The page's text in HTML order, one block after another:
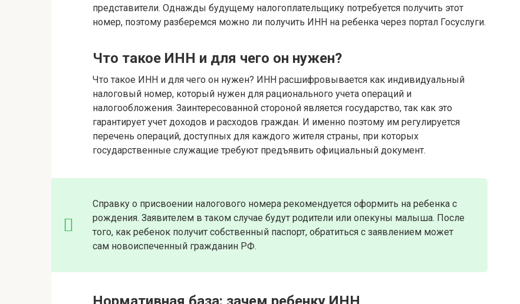
представители. Однажды будущему налогоплательщику потребуется получить этот
номер, поэтому разберемся можно ли получить ИНН на ребенка через портал Госуслуги.
Что такое ИНН и для чего он нужен?
Что такое ИНН и для чего он нужен? ИНН расшифровывается как индивидуальный
налоговый номер, который нужен для рационального учета операций и
налогообложения. Заинтересованной стороной является государство, так как это
гарантирует учет доходов и расходов граждан. И именно поэтому им регулируется
перечень операций, доступных для каждого жителя страны, при которых
государственные служащие требуют предъявить официальный документ.
Справку о присвоении налогового номера рекомендуется оформить на ребенка с
рождения. Заявителем в таком случае будут родители или опекуны малыша. После
того, как ребенок получит собственный паспорт, обратиться с заявлением может
сам новоиспеченный гражданин РФ.